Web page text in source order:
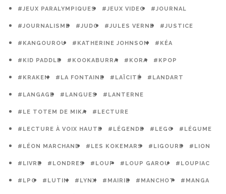
#JEUX PARALYMPIQUES #JEUX VIDEO #JOURNAL
#JOURNALISME #JUDO #JULES VERNE #JUSTICE
#KANGOUROU #KATHERINE JOHNSON #KÉA
#KID PADDLE #KOOKABURRA #KORA #KPOP
#KRAKEN #LA FONTAINE #LAÏCITÉ #LANDART
#LANGAGE #LANGUES #LANTERNE
#LE TOTEM DE MIKA #LECTURE
#LECTURE À VOIX HAUTE #LÉGENDE #LEGO #LÉGUME
#LÉON MARCHAND #LES KOKEMARS #LIGOURE #LION
#LIVRE #LONDRES #LOUP #LOUP GAROU #LOUPIAC
#LPO #LUTIN #LYNX #MAIRIE #MANCHOT #MANGA